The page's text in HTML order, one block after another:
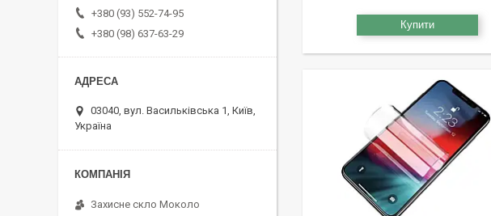
Купити
+380 (93) 552-74-95
+380 (98) 637-63-29
03040, вул. Васильківська 1, Київ,
Україна
Захисне скло Moколо